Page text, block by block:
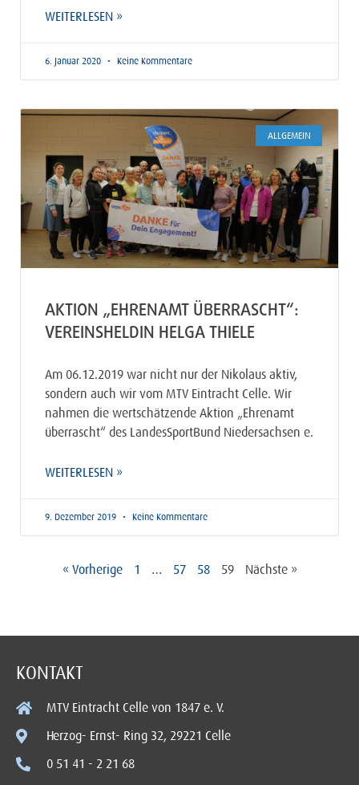
WEITERLESEN »
6. Januar 2020 Keine Kommentare
ALLGEMEIN
AKTION „EHRENAMT ÜBERRASCHT“:
VEREINSHELDIN HELGA THIELE
Am 06.12.2019 war nicht nur der Nikolaus aktiv,
sondern auch wir vom MTV Eintracht Celle. Wir
nahmen die wertschätzende Aktion „Ehrenamt
überrascht“ des LandesSportBund Niedersachsen e.
WEITERLESEN »
9. Dezember 2019 Keine Kommentare
« Vorherige 1 … 57 58 59 Nächste »
KONTAKT
MTV Eintracht Celle von 1847 e. V.
Herzog- Ernst- Ring 32, 29221 Celle
0 51 41 - 2 21 68